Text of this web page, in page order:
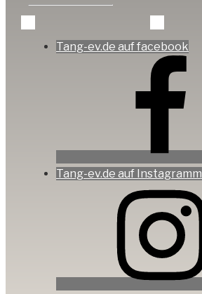
Tang-ev.de auf facebook
Tang-ev.de auf Instagramm